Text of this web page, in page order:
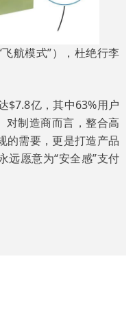
飞航模式”），杜绝行李
亿，其中63%用户
对制造商而言，整合高
的需要，更是打造产品
愿意为“安全感”支付